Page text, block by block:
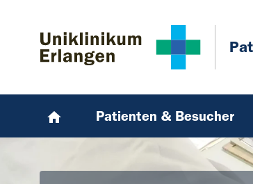
Patienten & Besucher